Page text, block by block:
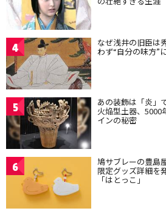
4 なぜ浅井の旧臣は
わず“自分の味方”
5 あの装飾は「炎」
火焔型土器、5000
インの秘密
6 鳩サブレーの豊島
限定グッズ詳細を
「はとっこ」